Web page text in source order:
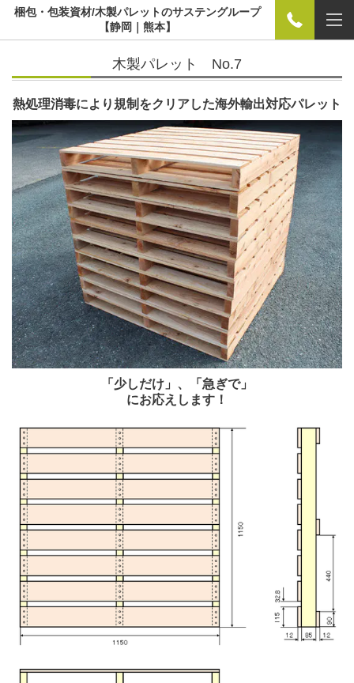
梱包・包装資材/木製パレットのサステングループ
【静岡｜熊本】
木製パレット No.7
熱処理消毒により規制をクリアした海外輸出対応パレット
「少しだけ」、「急ぎで」
にお応えします！